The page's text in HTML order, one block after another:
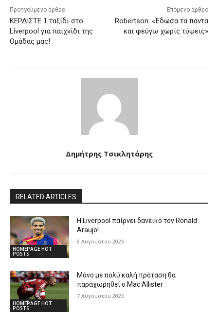
Προηγούμενο άρθρο
ΚΕΡΔΙΣΤΕ 1 ταξίδι στο
Liverpool για παιχνίδι της
Ομάδας μας!
Επόμενο άρθρο
Robertson: «Έδωσα τα πάντα
και φεύγω χωρίς τύψεις»
Δημήτρης Τσικλητάρης
RELATED ARTICLES
HOMEPAGE HOT
POSTS
Η Liverpool παίρνει δανεικό τον Ronald
Araujo!
8 Αυγούστου 2026
HOMEPAGE HOT
POSTS
Μόνο με πολύ καλή πρόταση θα
παραχωρηθεί ο Mac Allister
7 Αυγούστου 2026